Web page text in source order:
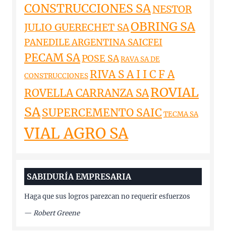
CONSTRUCCIONES SANESTOR
JULIO GUERECHET SAOBRING SA
PANEDILE ARGENTINA SAICFEI
PECAM SAPOSE SARAVA SA DE
CONSTRUCCIONES RIVA S A I I C F A
ROVELLA CARRANZA SAROVIAL
SASUPERCEMENTO SAIC TECMA SA
VIAL AGRO SA
SABIDURÍA EMPRESARIA
Haga que sus logros parezcan no requerir esfuerzos
— Robert Greene